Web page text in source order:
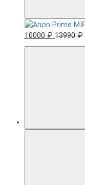
10000 ₽ 13990 ₽